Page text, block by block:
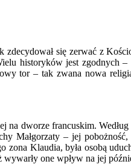
się zerwać z
historyków jest zgodnych
tor – tak zwana nowa
dworze francuskim.
Małgorzaty – jej
Klaudia, była osobą
one wpływ na jej